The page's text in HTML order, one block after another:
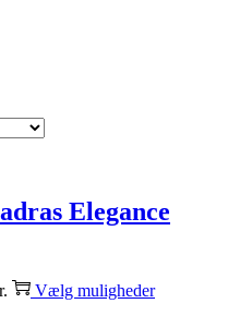
Elegance
Vælg muligheder